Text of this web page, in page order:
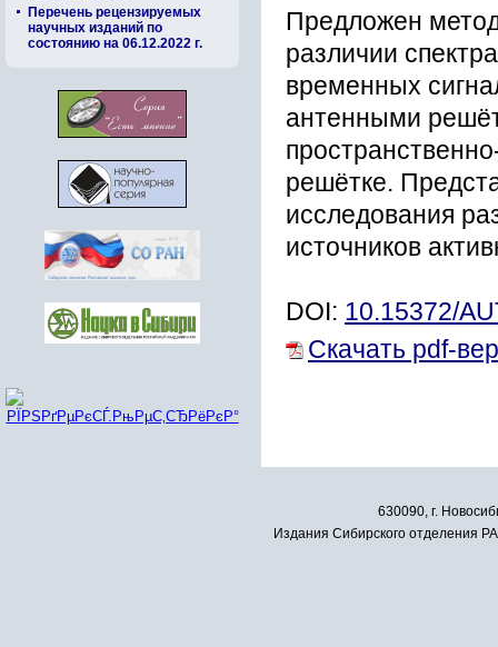
Перечень рецензируемых
научных изданий по
состоянию на 06.12.2022 г.
Предложен
различии
временных
антенными
решётке.
исследования
источников
DOI: 10.15372/
Скачать pdf-
630090, г.
Издания Сибирского отделения